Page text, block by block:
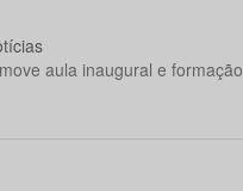
aula inaugural e formação